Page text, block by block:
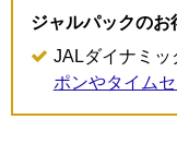
ジャルパックの
JALダイナミッ
ポンやタイム